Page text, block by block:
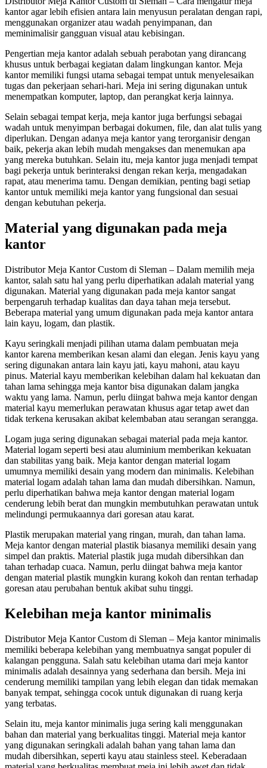
kantor agar lebih efisien antara lain menyusun peralatan dengan rapi,
menggunakan organizer atau wadah penyimpanan, dan
meminimalisir gangguan visual atau kebisingan.
Pengertian meja kantor adalah sebuah perabotan yang dirancang
khusus untuk berbagai kegiatan dalam lingkungan kantor. Meja
kantor memiliki fungsi utama sebagai tempat untuk menyelesaikan
tugas dan pekerjaan sehari-hari. Meja ini sering digunakan untuk
menempatkan komputer, laptop, dan perangkat kerja lainnya.
Selain sebagai tempat kerja, meja kantor juga berfungsi sebagai
wadah untuk menyimpan berbagai dokumen, file, dan alat tulis yang
diperlukan. Dengan adanya meja kantor yang terorganisir dengan
baik, pekerja akan lebih mudah mengakses dan menemukan apa
yang mereka butuhkan. Selain itu, meja kantor juga menjadi tempat
bagi pekerja untuk berinteraksi dengan rekan kerja, mengadakan
rapat, atau menerima tamu. Dengan demikian, penting bagi setiap
kantor untuk memiliki meja kantor yang fungsional dan sesuai
dengan kebutuhan pekerja.
Material yang digunakan pada meja
kantor
Distributor Meja Kantor Custom di Sleman – Dalam memilih meja
kantor, salah satu hal yang perlu diperhatikan adalah material yang
digunakan. Material yang digunakan pada meja kantor sangat
berpengaruh terhadap kualitas dan daya tahan meja tersebut.
Beberapa material yang umum digunakan pada meja kantor antara
lain kayu, logam, dan plastik.
Kayu seringkali menjadi pilihan utama dalam pembuatan meja
kantor karena memberikan kesan alami dan elegan. Jenis kayu yang
sering digunakan antara lain kayu jati, kayu mahoni, atau kayu
pinus. Material kayu memberikan kelebihan dalam hal kekuatan dan
tahan lama sehingga meja kantor bisa digunakan dalam jangka
waktu yang lama. Namun, perlu diingat bahwa meja kantor dengan
material kayu memerlukan perawatan khusus agar tetap awet dan
tidak terkena kerusakan akibat kelembaban atau serangan serangga.
Logam juga sering digunakan sebagai material pada meja kantor.
Material logam seperti besi atau aluminium memberikan kekuatan
dan stabilitas yang baik. Meja kantor dengan material logam
umumnya memiliki desain yang modern dan minimalis. Kelebihan
material logam adalah tahan lama dan mudah dibersihkan. Namun,
perlu diperhatikan bahwa meja kantor dengan material logam
cenderung lebih berat dan mungkin membutuhkan perawatan untuk
melindungi permukaannya dari goresan atau karat.
Plastik merupakan material yang ringan, murah, dan tahan lama.
Meja kantor dengan material plastik biasanya memiliki desain yang
simpel dan praktis. Material plastik juga mudah dibersihkan dan
tahan terhadap cuaca. Namun, perlu diingat bahwa meja kantor
dengan material plastik mungkin kurang kokoh dan rentan terhadap
goresan atau perubahan bentuk akibat suhu tinggi.
Kelebihan meja kantor minimalis
Distributor Meja Kantor Custom di Sleman – Meja kantor minimalis
memiliki beberapa kelebihan yang membuatnya sangat populer di
kalangan pengguna. Salah satu kelebihan utama dari meja kantor
minimalis adalah desainnya yang sederhana dan bersih. Meja ini
cenderung memiliki tampilan yang lebih elegan dan tidak memakan
banyak tempat, sehingga cocok untuk digunakan di ruang kerja
yang terbatas.
Selain itu, meja kantor minimalis juga sering kali menggunakan
bahan dan material yang berkualitas tinggi. Material meja kantor
yang digunakan seringkali adalah bahan yang tahan lama dan
mudah dibersihkan, seperti kayu atau stainless steel. Keberadaan